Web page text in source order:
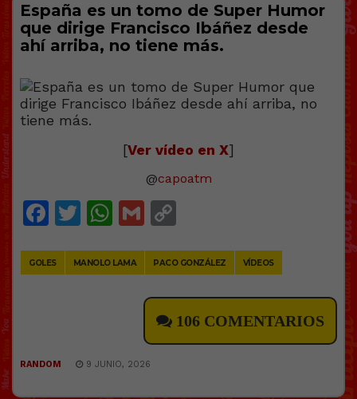
España es un tomo de Super Humor
que dirige Francisco Ibáñez desde
ahí arriba, no tiene más.
[Ver vídeo en X]
@capoatm
Facebook
Twitter
WhatsApp
Gmail
GOLES MANOLO LAMA PACO GONZÁLEZ VÍDEOS
106 COMENTARIOS
RANDOM 9 JUNIO, 2026